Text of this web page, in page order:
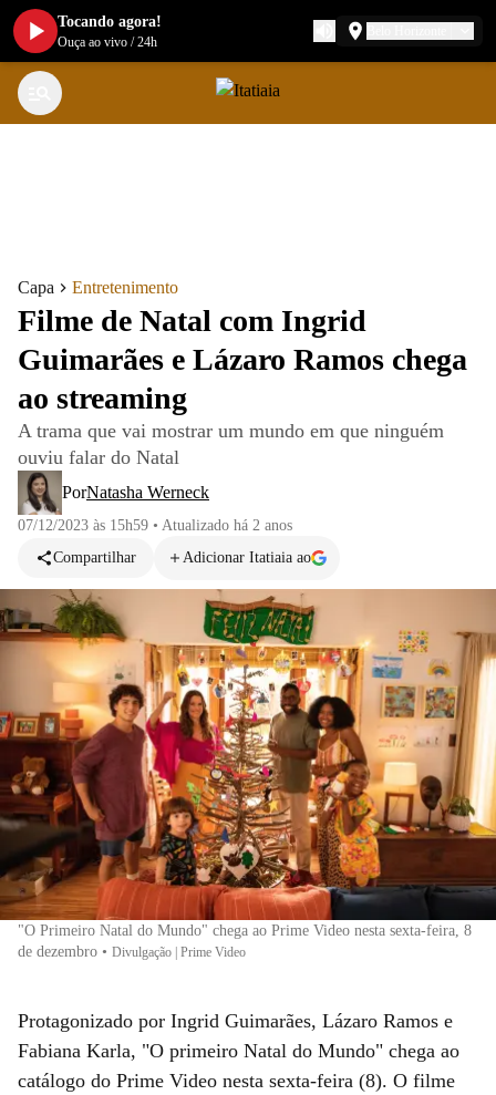
Capa Entretenimento
Filme de Natal com Ingrid
Guimarães e Lázaro Ramos chega
ao streaming
A trama que vai mostrar um mundo em que ninguém
ouviu falar do Natal
PorNatasha Werneck
07/12/2023 às 15h59 • Atualizado há 2 anos
Compartilhar
Adicionar Itatiaia ao
"O Primeiro Natal do Mundo" chega ao Prime Video nesta sexta-feira, 8
de dezembro • Divulgação | Prime Video
Protagonizado por Ingrid Guimarães, Lázaro Ramos e
Fabiana Karla, "O primeiro Natal do Mundo" chega ao
catálogo do Prime Video nesta sexta-feira (8). O filme
Tocando agora!
Ouça ao vivo /24h